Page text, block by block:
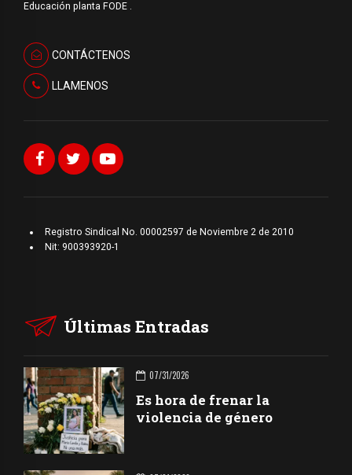
Educación planta FODE .
CONTÁCTENOS
LLAMENOS
Registro Sindical No. 00002597 de Noviembre 2 de 2010
Nit: 900393920-1
Últimas Entradas
07/31/2026
Es hora de frenar la
violencia de género